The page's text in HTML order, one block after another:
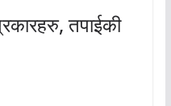
तपाईकी